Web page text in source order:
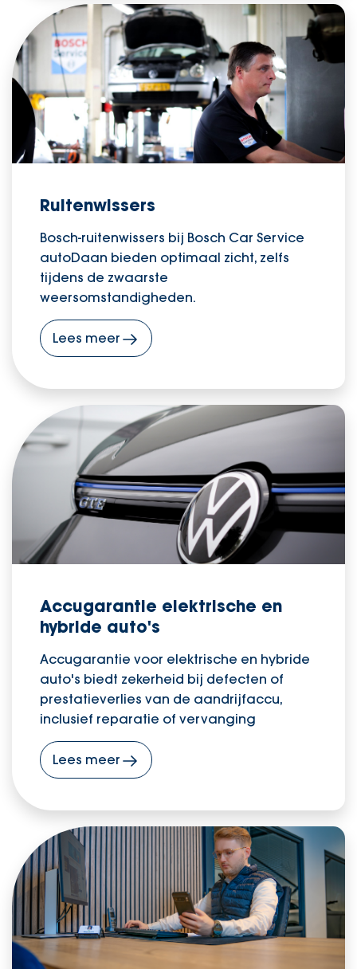
Ruitenwissers
Bosch-ruitenwissers bij Bosch Car Service
autoDaan bieden optimaal zicht, zelfs
tijdens de zwaarste
weersomstandigheden.
Lees meer
Accugarantie elektrische en
hybride auto's
Accugarantie voor elektrische en hybride
auto's biedt zekerheid bij defecten of
prestatieverlies van de aandrijfaccu,
inclusief reparatie of vervanging
Lees meer